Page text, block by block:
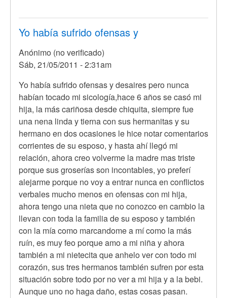
Yo había sufrido ofensas y
Anónimo (no verificado)
Sáb, 21/05/2011 - 2:31am
Yo había sufrido ofensas y desaires pero nunca
habían tocado mi sicología,hace 6 años se casó mi
hija, la más cariñosa desde chiquita, siempre fue
una nena linda y tierna con sus hermanitas y su
hermano en dos ocasiones le hice notar comentarios
corrientes de su esposo, y hasta ahí llegó mi
relación, ahora creo volverme la madre mas triste
porque sus groserías son incontables, yo preferí
alejarme porque no voy a entrar nunca en conflictos
verbales mucho menos en ofensas con mi hija,
ahora tengo una nieta que no conozco en cambio la
llevan con toda la familia de su esposo y también
con la mía como marcandome a mí como la más
ruín, es muy feo porque amo a mi niña y ahora
también a mi nietecita que anhelo ver con todo mi
corazón, sus tres hermanos también sufren por esta
situación sobre todo por no ver a mi hija y a la bebi.
Aunque uno no haga daño, estas cosas pasan.